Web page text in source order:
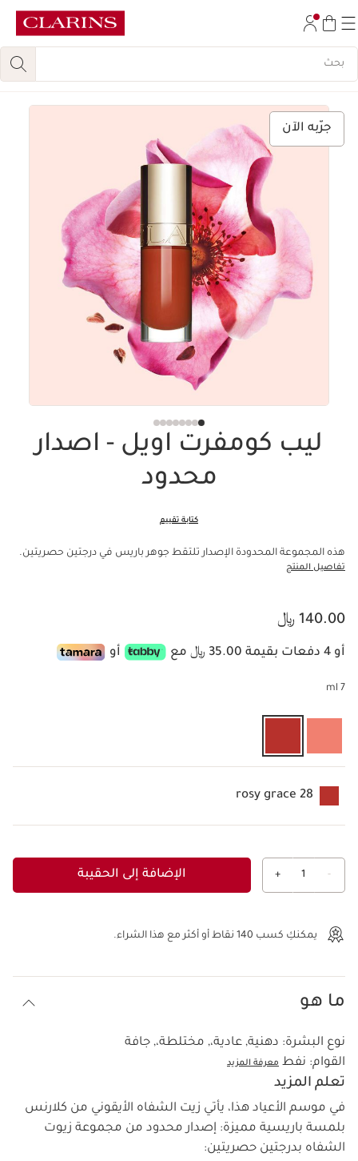
تخط إلى المحتوى
جرّبه الآن
ليب كومفرت اويل - اصدار
محدود
كتابة تقييم
هذه المجموعة المحدودة الإصدار تلتقط جوهر باريس في درجتين حصريتين.
تفاصيل المنتج
السعر الحالي هو 140.00 ﷼
140.00 ﷼
أو 4 دفعات بقيمة 35.00 ﷼ مع أو
7 ml
28 rosy grace
-
1
+ الإضافة إلى الحقيبة
يمكنكِ كسب 140 نقاط أو أكثر مع هذا الشراء.
ما هو
نوع البشرة: دهنية, عادية،, مختلطة،, جافة
القوام: نفط معرفة المزيد
تعلم المزيد
في موسم الأعياد هذا، يأتي زيت الشفاه الأيقوني من كلارنس
بلمسة باريسية مميزة: إصدار محدود من مجموعة زيوت
الشفاه بدرجتين حصريتين: